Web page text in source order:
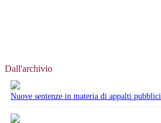
Dall'archivio
Nuove sentenze in materia di appalti pubblici